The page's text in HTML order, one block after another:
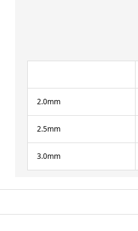
2.0mm
2.5mm
3.0mm